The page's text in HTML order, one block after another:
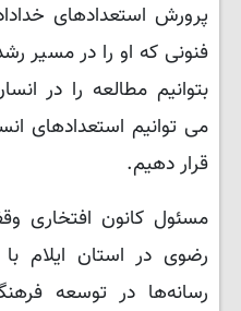
پرورش استعدادهای
فنونی که او را در مسیر
بتوانیم مطالعه را در
می توانیم استعدادهای
قرار دهیم.
مسئول کانون افتخاری
رضوی در استان ایلام
رسانه‌ها در توسعه